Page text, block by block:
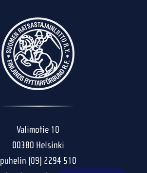
Valimotie 10
00380 Helsinki
puhelin (09) 2294 510